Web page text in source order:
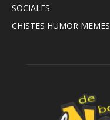
SOCIALES
CHISTES HUMOR MEMES